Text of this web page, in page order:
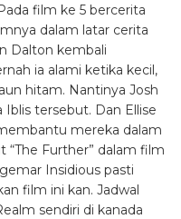
film ke 5 bercerita
dalam latar cerita
Dalton kembali
ia alami ketika kecil,
hitam. Nantinya Josh
tersebut. Dan Ellise
mereka dalam
Further” dalam film
Insidious pasti
film ini kan. Jadwal
sendiri di kanada